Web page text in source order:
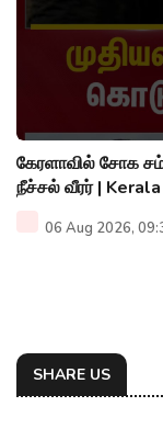
கேரளாவில் சோக
நீச்சல் வீரர் |
06 Aug 2026,
SHARE US